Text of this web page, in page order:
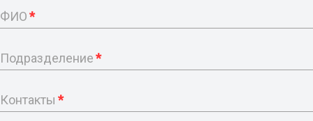
ФИО*
Подразделение*
Контакты *